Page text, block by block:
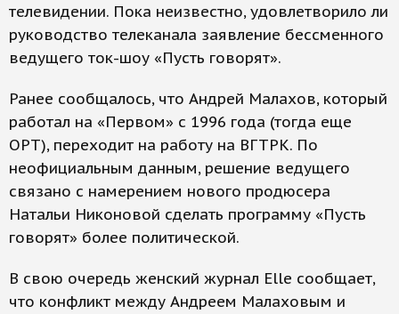
телевидении. Пока неизвестно, удовлетворило ли
руководство телеканала заявление бессменного
ведущего ток-шоу «Пусть говорят».
Ранее сообщалось, что Андрей Малахов, который
работал на «Первом» с 1996 года (тогда еще
ОРТ), переходит на работу на ВГТРК. По
неофициальным данным, решение ведущего
связано с намерением нового продюсера
Натальи Никоновой сделать программу «Пусть
говорят» более политической.
В свою очередь женский журнал Elle сообщает,
что конфликт между Андреем Малаховым и